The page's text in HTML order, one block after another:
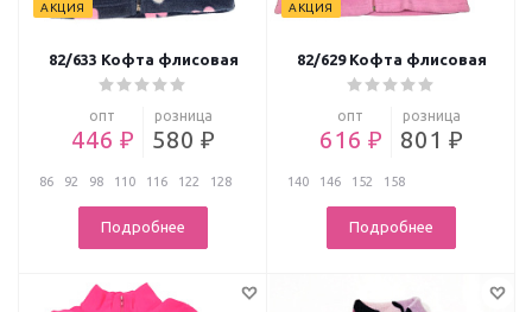
АКЦИЯ
82/633 Кофта флисовая
опт
446 ₽
розница
580 ₽
86 92 98 110 116 122 128
Подробнее
АКЦИЯ
82/629 Кофта флисовая
опт
616 ₽
розница
801 ₽
140 146 152 158
Подробнее